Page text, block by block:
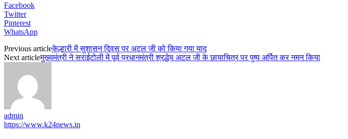
Facebook
Twitter
Pinterest
WhatsApp
Previous articleकेल्हारी में सुशासन दिवस पर अटल जी को किया गया याद
Next articleमुख्यमंत्री ने सराईटोली में पूर्व प्रधानमंत्री श्रद्धेय अटल जी के छायाचित्र पर पुष्प अर्पित कर नमन किया
admin
https://www.k24news.in